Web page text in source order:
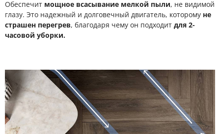
Обеспечит мощное всасывание мелкой пыли, не видимой
глазу. Это надежный и долговечный двигатель, которому не
страшен перегрев, благодаря чему он подходит для 2-
часовой уборки.